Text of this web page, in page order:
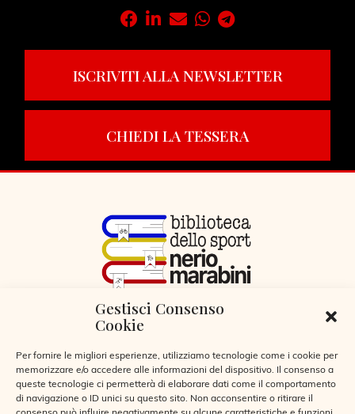
Gestisci Consenso
Cookie
Per fornire le migliori esperienze, utilizziamo tecnologie come i cookie per
memorizzare e/o accedere alle informazioni del dispositivo. Il consenso a
queste tecnologie ci permetterà di elaborare dati come il comportamento
di navigazione o ID unici su questo sito. Non acconsentire o ritirare il
ISCRIVITI ALLA NEWSLETTER
CHIEDI LA TESSERA
VIA LIBERTÀ 29, SERIATE (BG)
© 2026